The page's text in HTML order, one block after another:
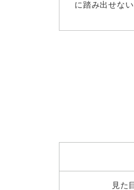
に踏み出せな
見た目